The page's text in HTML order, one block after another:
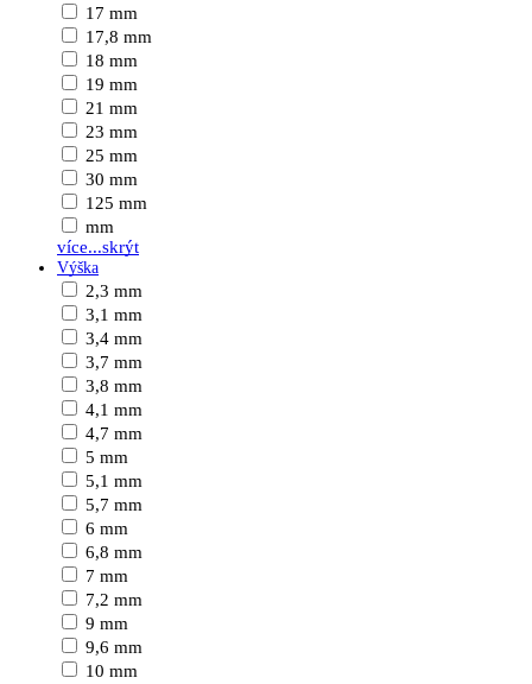
17 mm
17,8 mm
18 mm
19 mm
21 mm
23 mm
25 mm
30 mm
125 mm
mm
více...skrýt
Výška
2,3 mm
3,1 mm
3,4 mm
3,7 mm
3,8 mm
4,1 mm
4,7 mm
5 mm
5,1 mm
5,7 mm
6 mm
6,8 mm
7 mm
7,2 mm
9 mm
9,6 mm
10 mm